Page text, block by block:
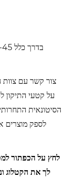
צור קשר עם צוות
על קטעי
הסיטונאית
לספק מוצרים
לחץ על הכפתור
לך את הקטלוג